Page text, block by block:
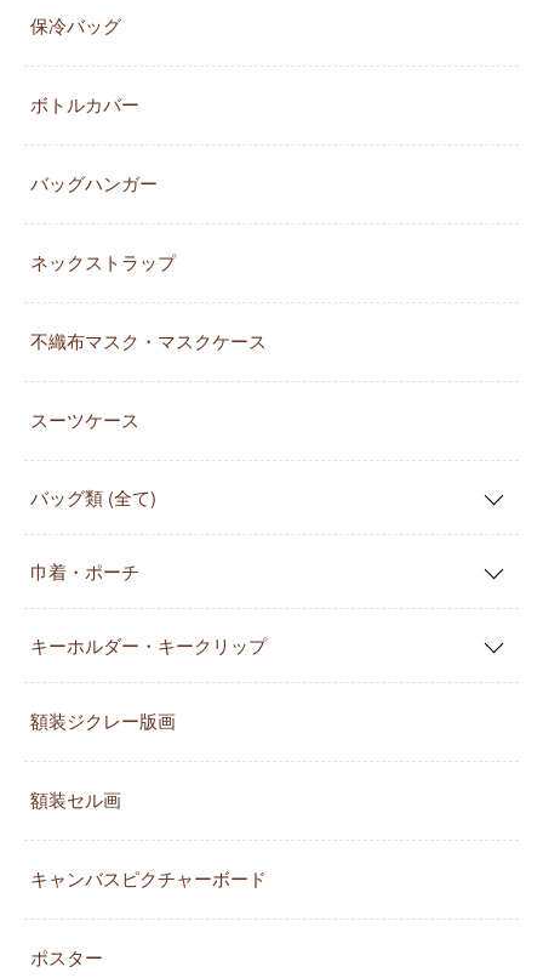
保冷バッグ
ボトルカバー
バッグハンガー
ネックストラップ
不織布マスク・マスクケース
スーツケース
バッグ類 (全て)
巾着・ポーチ
キーホルダー・キークリップ
額装ジクレー版画
額装セル画
キャンバスピクチャーボード
ポスター